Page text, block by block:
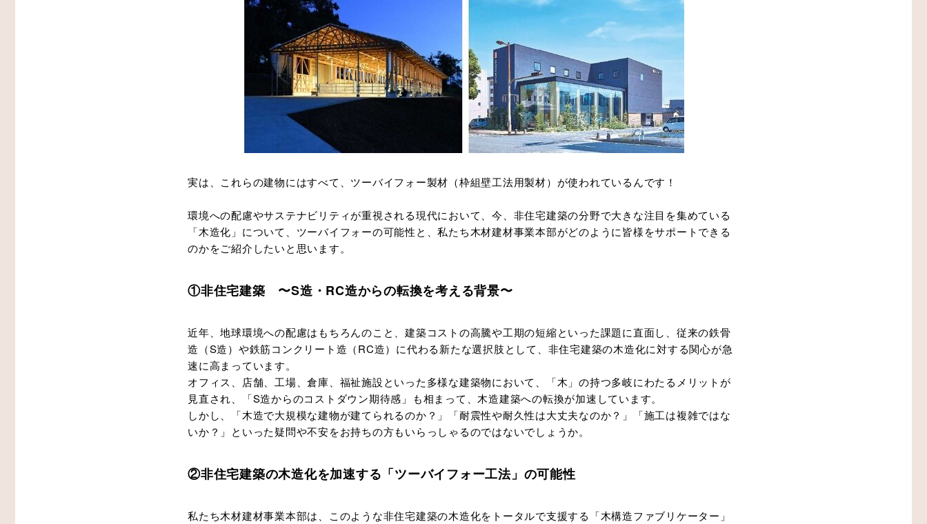
実は、これらの建物にはすべて、ツーバイフォー製材（枠組壁工法用製材）が使われているんです！
環境への配慮やサステナビリティが重視される現代において、今、非住宅建築の分野で大きな注目を集めている
「木造化」について、ツーバイフォーの可能性と、私たち木材建材事業本部がどのように皆様をサポートできる
のかをご紹介したいと思います。
①非住宅建築 〜S造・RC造からの転換を考える背景〜
近年、地球環境への配慮はもちろんのこと、建築コストの高騰や工期の短縮といった課題に直面し、従来の鉄骨
造（S造）や鉄筋コンクリート造（RC造）に代わる新たな選択肢として、非住宅建築の木造化に対する関心が急
速に高まっています。
オフィス、店舗、工場、倉庫、福祉施設といった多様な建築物において、「木」の持つ多岐にわたるメリットが
見直され、「S造からのコストダウン期待感」も相まって、木造建築への転換が加速しています。
しかし、「木造で大規模な建物が建てられるのか？」「耐震性や耐久性は大丈夫なのか？」「施工は複雑ではな
いか？」といった疑問や不安をお持ちの方もいらっしゃるのではないでしょうか。
②非住宅建築の木造化を加速する「ツーバイフォー工法」の可能性
私たち木材建材事業本部は、このような非住宅建築の木造化をトータルで支援する「木構造ファブリケーター」